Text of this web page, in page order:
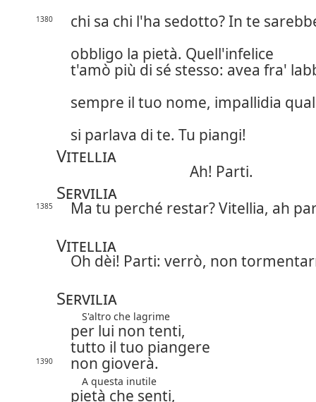
1380
chi sa chi l'ha sedotto? In te
obbligo la pietà. Quell'infelice
t'amò più di sé stesso: avea fra'
sempre il tuo nome, impallidia
si parlava di te. Tu piangi!
Vitellia
Ah! Parti.
Servilia
1385 Ma tu perché restar? Vitellia, ah
Vitellia
Oh dèi! Parti: verrò, non
Servilia
S'altro che lagrime
per lui non tenti,
tutto il tuo piangere
1390 non gioverà.
A questa inutile
pietà che senti,